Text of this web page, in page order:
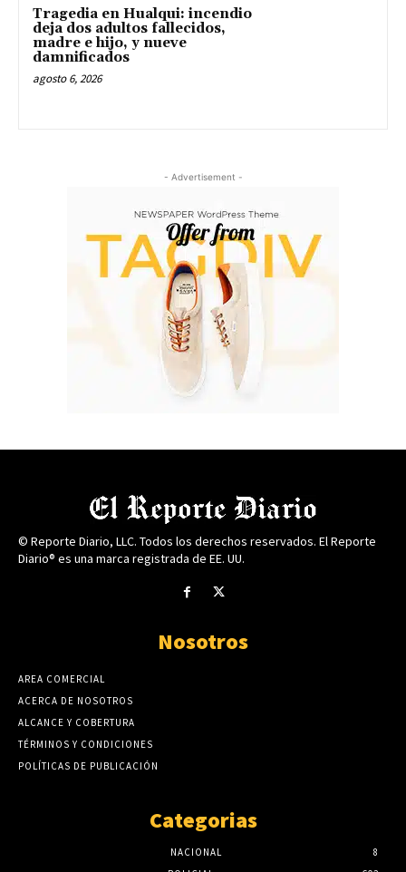
Tragedia en Hualqui: incendio
deja dos adultos fallecidos,
madre e hijo, y nueve
damnificados
agosto 6, 2026
- Advertisement -
© Reporte Diario, LLC. Todos los derechos reservados. El Reporte
Diario® es una marca registrada de EE. UU.
Nosotros
AREA COMERCIAL
ACERCA DE NOSOTROS
ALCANCE Y COBERTURA
TÉRMINOS Y CONDICIONES
POLÍTICAS DE PUBLICACIÓN
Categorias
NACIONAL
8